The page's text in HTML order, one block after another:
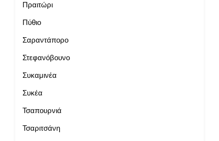
Πραιτώρι
Πύθιο
Σαραντάπορο
Στεφανόβουνο
Συκαμινέα
Συκέα
Τσαπουρνιά
Τσαριτσάνη